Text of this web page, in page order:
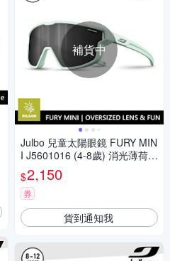
補貨中
Julbo 兒童太陽眼鏡 FURY MIN
I J5601016 (4-8歲) 消光薄荷綠
框
$2,150
券
貨到通知我